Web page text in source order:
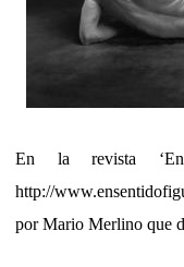
En la revista
http://
por Mario Merlino que